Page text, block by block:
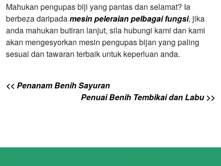
Mahukan pengupas biji yang pantas dan selamat? Ia
berbeza daripadamesin peleraian pelbagai fungsi, jika
anda mahukan butiran lanjut, sila hubungi kami dan kami
akan mengesyorkan mesin pengupas bijan yang paling
sesuai dan tawaran terbaik untuk keperluan anda.
<< Penanam Benih Sayuran
Penuai Benih Tembikai dan Labu >>